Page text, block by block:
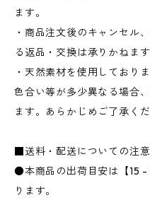
ます。
・商品注文後のキャンセル
る返品・交換は承りかねます
・天然素材を使用しており
色合い等が多少異なる場合
ます。あらかじめご了承くだ
■送料・配送についての注
●本商品の出荷目安は【15
ります。